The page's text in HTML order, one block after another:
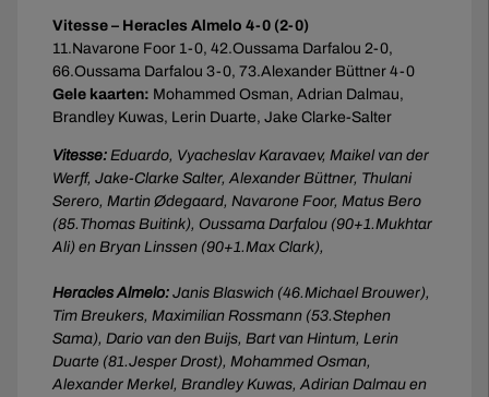
Vitesse – Heracles Almelo 4-0 (2-0)
11.Navarone Foor 1-0, 42.Oussama Darfalou 2-0,
66.Oussama Darfalou 3-0, 73.Alexander Büttner 4-0
Gele kaarten: Mohammed Osman, Adrian Dalmau,
Brandley Kuwas, Lerin Duarte, Jake Clarke-Salter
Vitesse: Eduardo, Vyacheslav Karavaev, Maikel van der
Werff, Jake-Clarke Salter, Alexander Büttner, Thulani
Serero, Martin Ødegaard, Navarone Foor, Matus Bero
(85.Thomas Buitink), Oussama Darfalou (90+1.Mukhtar
Ali) en Bryan Linssen (90+1.Max Clark),
Heracles Almelo: Janis Blaswich (46.Michael Brouwer),
Tim Breukers, Maximilian Rossmann (53.Stephen
Sama), Dario van den Buijs, Bart van Hintum, Lerin
Duarte (81.Jesper Drost), Mohammed Osman,
Alexander Merkel, Brandley Kuwas, Adirian Dalmau en